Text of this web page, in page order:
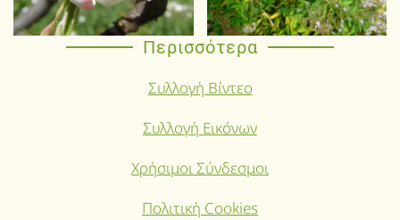
Περισσότερα
Συλλογή Βίντεο
Συλλογή Εικόνων
Χρήσιμοι Σύνδεσμοι
Πολιτική Cookies